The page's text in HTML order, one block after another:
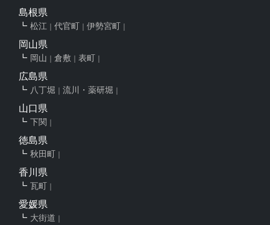
島根県
松江 代官町 伊勢宮町
岡山県
岡山 倉敷 表町
広島県
八丁堀 流川・薬研堀
山口県
下関
徳島県
秋田町
香川県
瓦町
愛媛県
大街道